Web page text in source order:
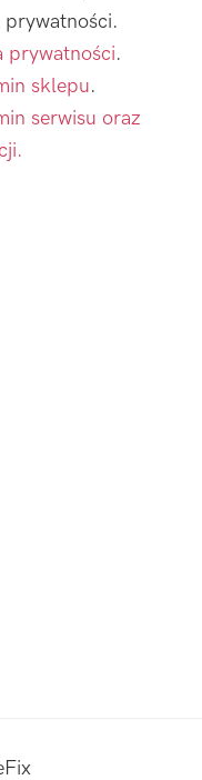
prywatności.
sklepu.
serwisu oraz